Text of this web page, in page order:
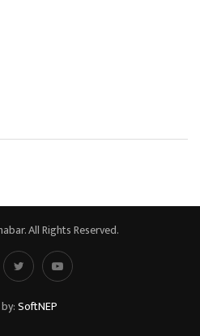
All Rights Reserved.
SoftNEP